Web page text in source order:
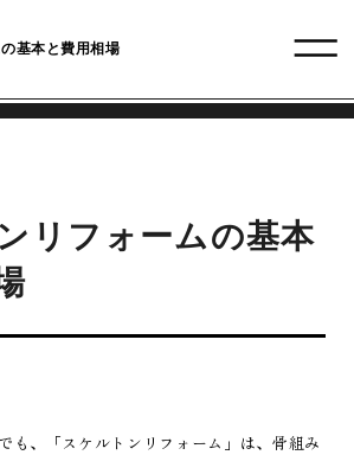
基本と費用相場
リフォームの基本
も、「スケルトンリフォーム」は、骨組み